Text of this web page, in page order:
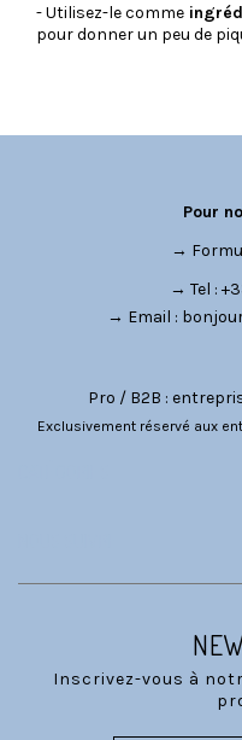
- Utilisez-le comme
pour donner un peu de
Pour
→
→ Tel :
→ Email :
Pro / B2B :
Exclusivement réservé aux
Inscrivez-vous à